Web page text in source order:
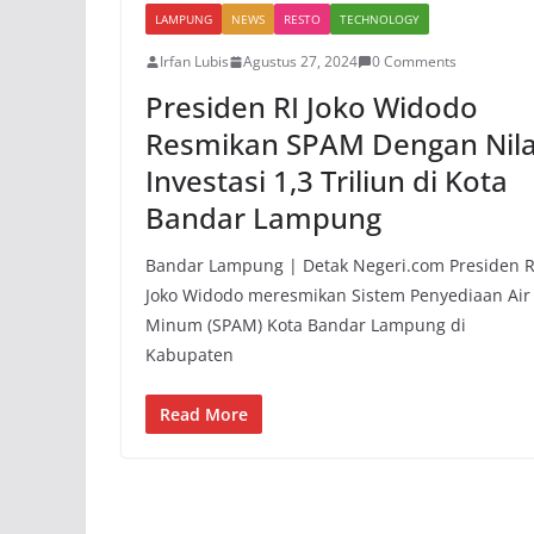
LAMPUNG NEWS RESTO TECHNOLOGY
Irfan Lubis Agustus 27, 2024 0 Comments
Presiden RI Joko Widodo
Resmikan SPAM Dengan
Investasi 1,3 Triliun di Kota
Bandar Lampung
Bandar Lampung | Detak Negeri.com Presiden
Joko Widodo meresmikan Sistem Penyediaan Air
Minum (SPAM) Kota Bandar Lampung di
Kabupaten
Read More